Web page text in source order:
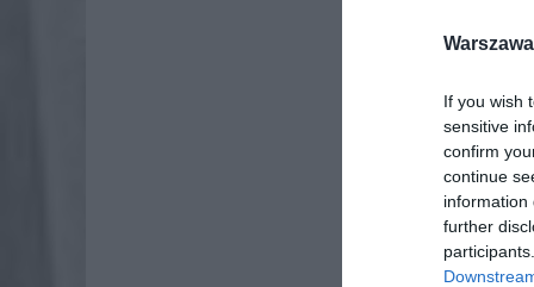
If you wish
sensitive
confirm
continue
information
further